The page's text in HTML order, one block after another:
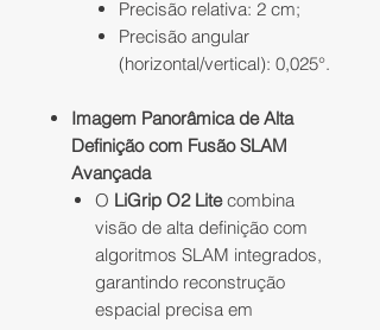
Precisão relativa: 2 cm;
Precisão angular
(horizontal/vertical): 0,025°.
Imagem Panorâmica de Alta
Definição com Fusão SLAM
Avançada
O LiGrip O2 Litecombina
visão de alta definição com
algoritmos SLAM integrados,
garantindo reconstrução
espacial precisa em